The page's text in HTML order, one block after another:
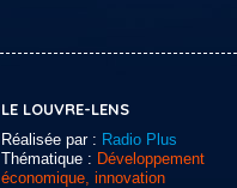
LE LOUVRE-LENS
Réalisée par : Radio Plus
Thématique : Développement
économique, innovation